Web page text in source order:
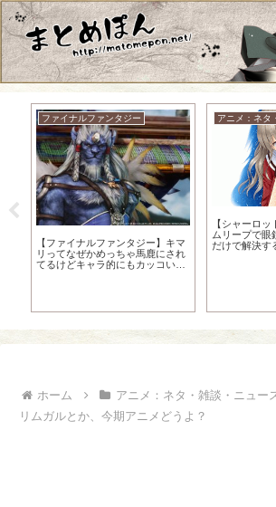
ファイナルファンタジー
【ファイナルファンタジー】キマ
リってなぜかめっちゃ馬鹿にされ
てるけどキャラ的にもカッコいい
【シャーロ
ムリープで眼
だけで解決す
ホーム アニメ：ネタ・雑談・ニュー
リムガルとか、今期アニメどうよ？